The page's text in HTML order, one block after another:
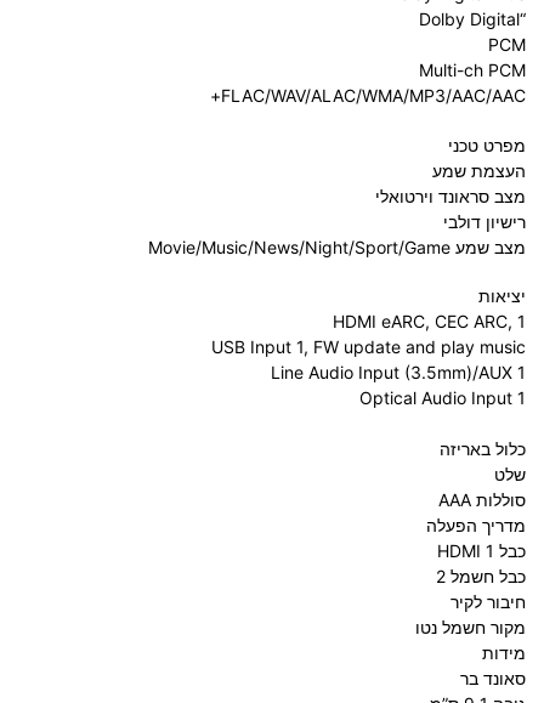
“Dolby Digital
PCM
Multi-ch PCM
FLAC/WAV/ALAC/WMA/MP3/AAC/AAC+
מפרט טכני
העצמת שמע
מצב סראונד וירטואלי
רישיון דולבי
מצב שמע Movie/Music/News/Night/Sport/Game
יציאות
HDMI eARC, CEC ARC, 1
USB Input 1, FW update and play music
Line Audio Input (3.5mm)/AUX 1
Optical Audio Input 1
כלול באריזה
שלט
סוללות AAA
מדריך הפעלה
כבל HDMI 1
כבל חשמל 2
חיבור לקיר
מקור חשמל נטו
מידות
סאונד בר